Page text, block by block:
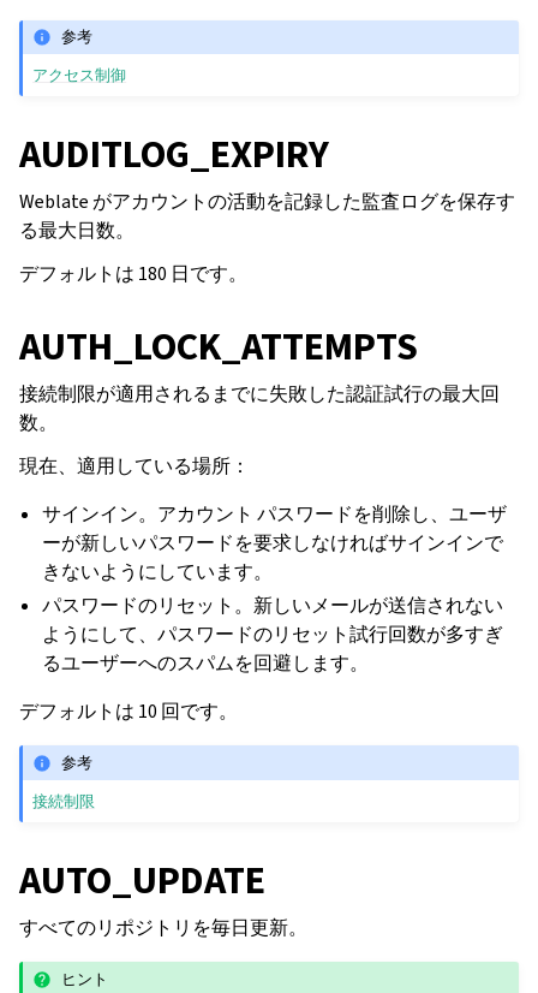
参考
アクセス制御
AUDITLOG_EXPIRY
Weblate がアカウントの活動を記録した監査ログを保存す
る最大日数。
デフォルトは 180 日です。
AUTH_LOCK_ATTEMPTS
接続制限が適用されるまでに失敗した認証試行の最大回
数。
現在、適用している場所：
サインイン。アカウント パスワードを削除し、ユーザ
ーが新しいパスワードを要求しなければサインインで
きないようにしています。
パスワードのリセット。新しいメールが送信されない
ようにして、パスワードのリセット試行回数が多すぎ
るユーザーへのスパムを回避します。
デフォルトは 10 回です。
参考
接続制限
AUTO_UPDATE
すべてのリポジトリを毎日更新。
ヒント